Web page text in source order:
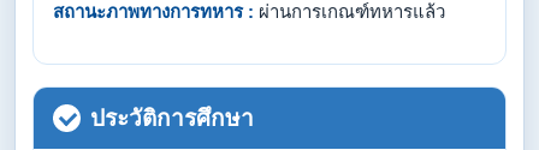
สถานะภาพทางการทหาร : ผ่านการเกณฑ์ทหารแล้ว
ประวัติการศึกษา